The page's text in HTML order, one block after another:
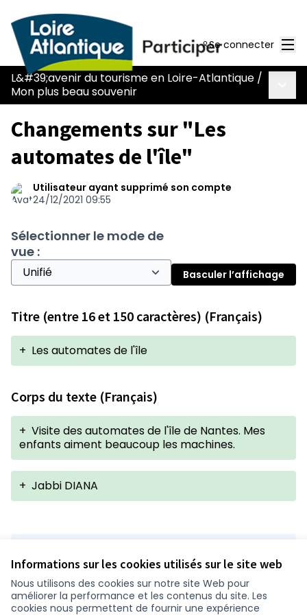
Informations sur les cookies utilisés sur le site web
Nous utilisons des cookies sur notre site Web pour
améliorer la performance et les contenus du site. Les
cookies nous permettent de fournir une expérience
Se connecter
L&#39;avenir du tourisme en Loire-Atlantique /
Mon plus beau souvenir
Changements sur "Les
automates de l'île"
Utilisateur ayant supprimé son compte
24/12/2021 09:55
Sélectionner le mode de
vue :
Basculer l’affichage
Titre (entre 16 et 150 caractères) (Français)
+ Les automates de l'île
Corps du texte (Français)
+ Visite des automates de l'île de Nantes. Mes
enfants aiment beaucoup les machines.
+ Jabbi DIANA
Conditions d'utilisation
Paramètres des cookies